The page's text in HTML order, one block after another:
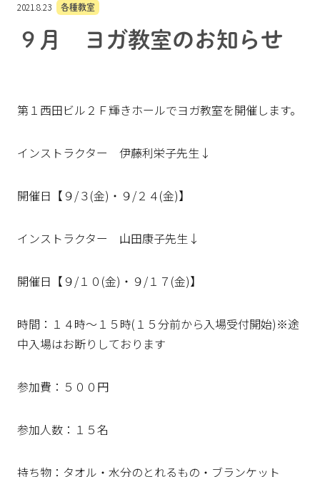
2021.8.23 各種教室
９月 ヨガ教室のお知らせ
第１西田ビル２Ｆ輝きホールでヨガ教室を開催します。
インストラクター 伊藤利栄子先生↓
開催日【９/３(金)・９/２４(金)】
インストラクター 山田康子先生↓
開催日【９/１０(金)・９/１７(金)】
時間：１４時～１５時(１５分前から入場受付開始)※途
中入場はお断りしております
参加費：５００円
参加人数：１５名
持ち物：タオル・水分のとれるもの・ブランケット